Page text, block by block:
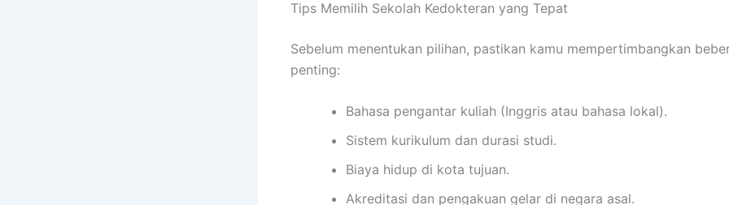
Tips Memilih Sekolah Kedokteran yang Tepat
Sebelum menentukan pilihan, pastikan kamu mempertimbangkan
penting:
Bahasa pengantar kuliah (Inggris atau bahasa lokal).
Sistem kurikulum dan durasi studi.
Biaya hidup di kota tujuan.
Akreditasi dan pengakuan gelar di negara asal.